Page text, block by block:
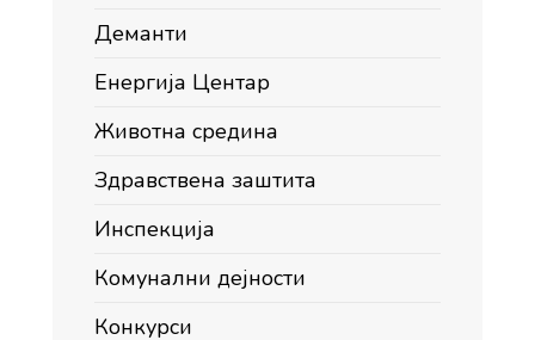
Деманти
Енергија Центар
Животна средина
Здравствена заштита
Инспекција
Комунални дејности
Конкурси